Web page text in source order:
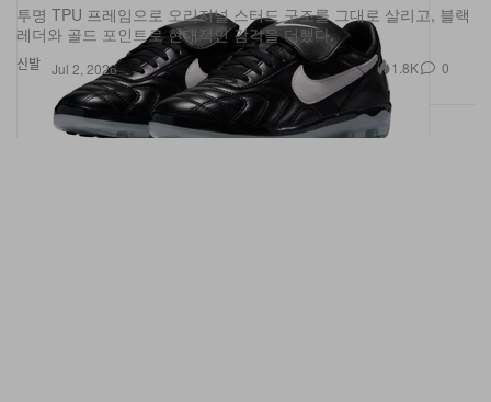
신발
투명 TPU 프레임으로 오리지널 스터드 구조를 그대로 살리고, 블랙
레더와 골드 포인트로 현대적인 감각을 더했다.
Jul 2, 2026 1.8K 0